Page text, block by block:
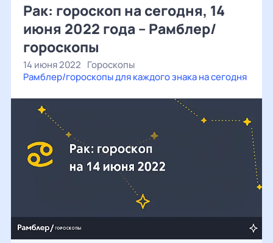
Рак: гороскоп на сегодня, 14
июня 2022 года – Рамблер/
гороскопы
14 июня 2022 Гороскопы
Рамблер/гороскопы для каждого знака на сегодня